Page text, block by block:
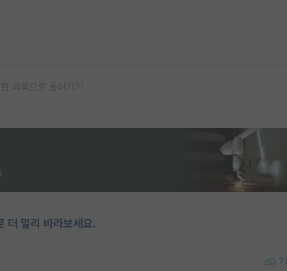
목록으로 돌아가기
더 멀리 바라보세요.
7